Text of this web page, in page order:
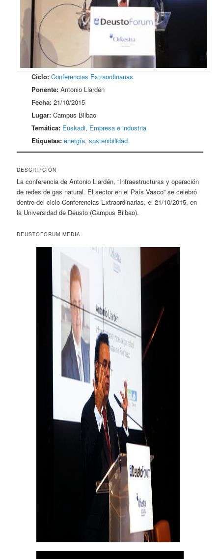
Ciclo: Conferencias Extraordinarias
Ponente: Antonio Llardén
Fecha: 21/10/2015
Lugar: Campus Bilbao
Temática: Euskadi, Empresa e industria
Etiquetas: energía,sostenibilidad
DESCRIPCIÓN
La conferencia de Antonio Llardén, “Infraestructuras y operación
de redes de gas natural. El sector en el País Vasco” se celebró
dentro del ciclo Conferencias Extraordinarias, el 21/10/2015, en
la Universidad de Deusto (Campus Bilbao).
DEUSTOFORUM MEDIA